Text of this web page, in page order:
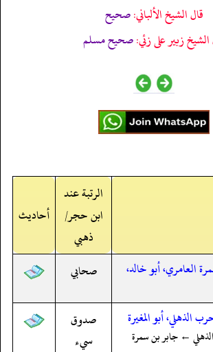
قال الشيخ الألباني:صحيح
زبير على زئي:صحيح مسلم
الرتبة عند
ابن حجر/
ذهبي
أحاديث
العامري، أبو خالد،
صحابي
الذهلي، أبو المغيرة
← جابر بن سمرة
صدوق
سيء